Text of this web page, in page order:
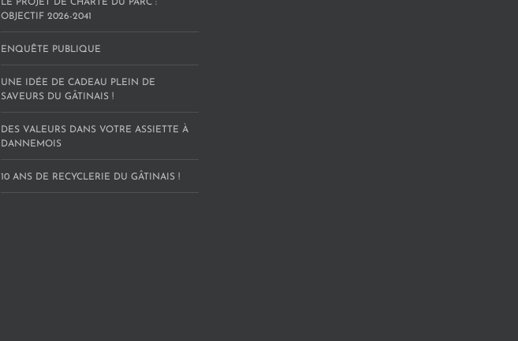
LE PROJET DE CHARTE DU PARC :
OBJECTIF 2026-2041
ENQUÊTE PUBLIQUE
UNE IDÉE DE CADEAU PLEIN DE
SAVEURS DU GÂTINAIS !
DES VALEURS DANS VOTRE ASSIETTE À
DANNEMOIS
10 ANS DE RECYCLERIE DU GÂTINAIS !